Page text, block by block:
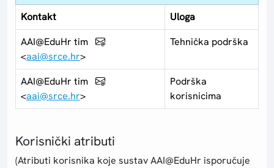
Kontakt
Uloga
AAI@EduHr tim
<aai@srce.hr>
Tehnička podrška
AAI@EduHr tim
<aai@srce.hr>
Podrška
korisnicima
Korisnički atributi
(Atributi korisnika koje sustav AAI@EduHr isporučuje